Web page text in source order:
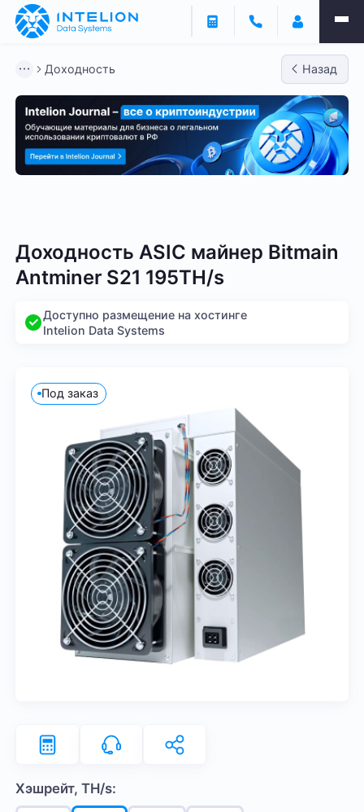
Доходность Назад
Доходность ASIC майнер Bitmain
Antminer S21 195TH/s
Доступно размещение на хостинге
Intelion Data Systems
Под заказ
Хэшрейт, TH/s: